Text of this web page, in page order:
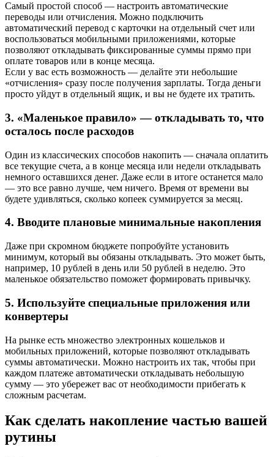
Самый простой способ — настроить автоматические
переводы или отчисления. Можно подключить
автоматический перевод с карточки на отдельный счет или
воспользоваться мобильными приложениями, которые
позволяют откладывать фиксированные суммы прямо при
оплате товаров или в конце месяца.
Если у вас есть возможность — делайте эти небольшие
«отчисления» сразу после получения зарплаты. Тогда деньги
просто уйдут в отдельный ящик, и вы не будете их тратить.
3. «Маленькое правило» — откладывать то, что
осталось после расходов
Один из классических способов накопить — сначала оплатить
все текущие счета, а в конце месяца или недели откладывать
немного оставшихся денег. Даже если в итоге останется мало
— это все равно лучше, чем ничего. Время от времени вы
будете удивляться, сколько копеек суммируется за месяц.
4. Вводите плановые минимальные накопления
Даже при скромном бюджете попробуйте установить
минимум, который вы обязаны откладывать. Это может быть,
например, 10 рублей в день или 50 рублей в неделю. Это
маленькое обязательство поможет формировать привычку.
5. Используйте специальные приложения или
конвертеры
На рынке есть множество электронных кошельков и
мобильных приложений, которые позволяют откладывать
суммы автоматически. Можно настроить их так, чтобы при
каждом платеже автоматически откладывать небольшую
сумму — это убережет вас от необходимости прибегать к
сложным расчетам.
Как сделать накопление частью вашей
рутины